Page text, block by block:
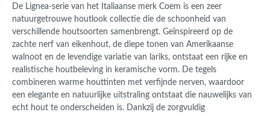
De Lignea-serie van het Italiaanse merk Coem is een zeer
natuurgetrouwe houtlook collectie die de schoonheid van
verschillende houtsoorten samenbrengt. Geïnspireerd op de
zachte nerf van eikenhout, de diepe tonen van Amerikaanse
walnoot en de levendige variatie van lariks, ontstaat een rijke en
realistische houtbeleving in keramische vorm. De tegels
combineren warme houttinten met verfijnde nerven, waardoor
een elegante en natuurlijke uitstraling ontstaat die nauwelijks van
echt hout te onderscheiden is. Dankzij de zorgvuldig